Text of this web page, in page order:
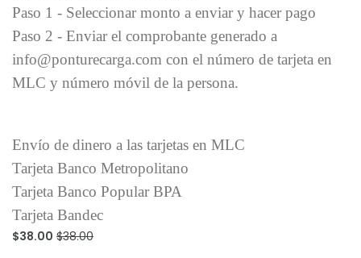
Paso 1 - Seleccionar monto a enviar y hacer pago
Paso 2 - Enviar el comprobante generado a
info@ponturecarga.com con el número de tarjeta en
MLC y número móvil de la persona.
Envío de dinero a las tarjetas en MLC
Tarjeta Banco Metropolitano
Tarjeta Banco Popular BPA
Tarjeta Bandec
$38.00 $38.00